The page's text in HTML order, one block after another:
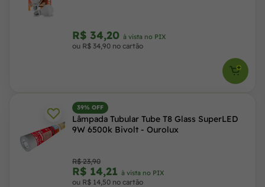
R$ 34,20 à vista no PIX
ou R$ 34,90 no cartão
39% OFF
Lâmpada Tubular Tube T8 Glass SuperLED
9W 6500k Bivolt - Ourolux
R$ 23,90
R$ 14,21 à vista no PIX
ou R$ 14,50 no cartão